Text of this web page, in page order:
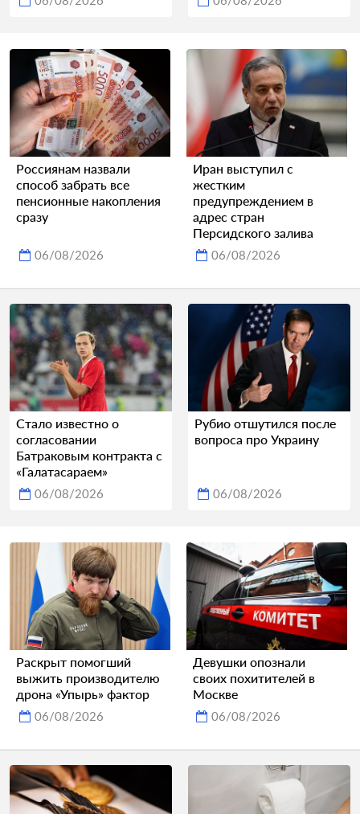
Россиянам назвали
способ забрать все
пенсионные накопления
сразу
06/08/2026
Иран выступил с
жестким
предупреждением в
адрес стран
Персидского залива
06/08/2026
Стало известно о
согласовании
Батраковым контракта с
«Галатасараем»
06/08/2026
Рубио отшутился после
вопроса про Украину
06/08/2026
Раскрыт помогший
выжить производителю
дрона «Упырь» фактор
06/08/2026
Девушки опознали
своих похитителей в
Москве
06/08/2026